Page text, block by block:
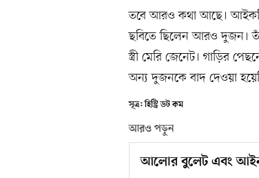
তবে আরও কথা আছে।
ছবিতে ছিলেন আরও দুজন।
স্ত্রী মেরি জেনেট। গাড়ির
অন্য দুজনকে বাদ দেওয়া
সূত্র: হিস্ট্রি ডট কম
আরও পড়ুন
আলোর বুলেট এবং